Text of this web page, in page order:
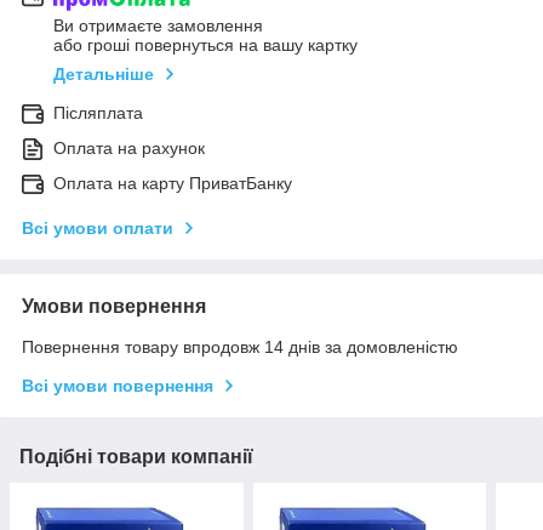
Ви отримаєте замовлення
або гроші повернуться на вашу картку
Детальніше
Післяплата
Оплата на рахунок
Оплата на карту ПриватБанку
Всі умови оплати
Умови повернення
Повернення товару впродовж 14 днів за домовленістю
Всі умови повернення
Подібні товари компанії